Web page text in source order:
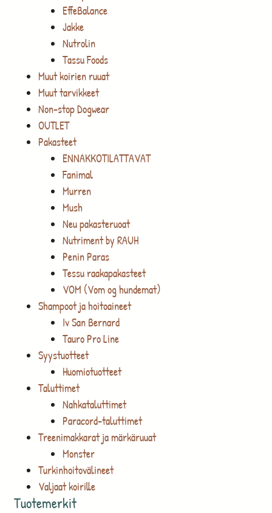
EffeBalance
Jakke
Nutrolin
Tassu Foods
Muut koirien ruuat
Muut tarvikkeet
Non-stop Dogwear
OUTLET
Pakasteet
ENNAKKOTILATTAVAT
Fanimal
Murren
Mush
Neu pakasteruoat
Nutriment by RAUH
Penin Paras
Tessu raakapakasteet
VOM (Vom og hundemat)
Shampoot ja hoitoaineet
Iv San Bernard
Tauro Pro Line
Syystuotteet
Huomiotuotteet
Taluttimet
Nahkataluttimet
Paracord-taluttimet
Treenimakkarat ja märkäruuat
Monster
Turkinhoitovälineet
Valjaat koirille
Tuotemerkit